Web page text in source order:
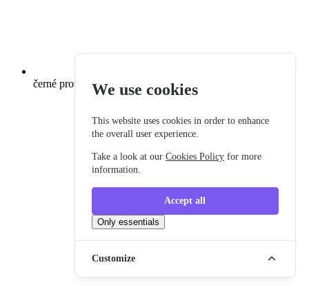
We use cookies
This website uses cookies in order to enhance
the overall user experience.
Take a look at ourCookies Policy for more
information.
Accept all
Only essentials
Customize
černé provedení přístrojové desky a středové konzoly